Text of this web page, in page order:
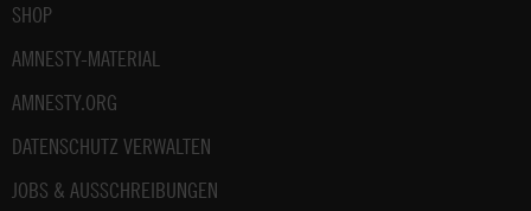
SHOP
AMNESTY-MATERIAL
AMNESTY.ORG
DATENSCHUTZ VERWALTEN
JOBS & AUSSCHREIBUNGEN